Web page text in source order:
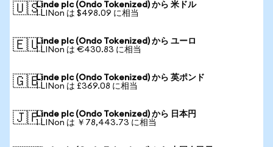
🇺🇸Linde plc (Ondo Tokenized) から 米ドル
1 LINon は $498.09 に相当
🇪🇺Linde plc (Ondo Tokenized) から ユーロ
1 LINon は €430.83 に相当
🇬🇧Linde plc (Ondo Tokenized) から 英ポンド
1 LINon は £369.08 に相当
🇯🇵Linde plc (Ondo Tokenized) から 日本円
1 LINon は ￥78,443.73 に相当